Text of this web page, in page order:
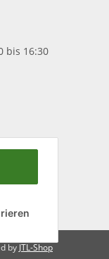
bis 16:30
by JTL-Shop